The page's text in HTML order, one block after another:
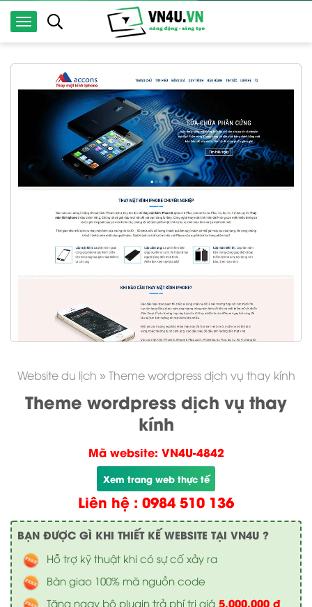
Website du lịch » Theme wordpress dịch vụ thay kính
Theme wordpress dịch vụ thay
kính
Mã website: VN4U-4842
Xem trang web thực tế
Liên hệ : 0984 510 136
BẠN ĐƯỢC GÌ KHI THIẾT KẾ WEBSITE TẠI VN4U ?
Hỗ trợ kỹ thuật khi có sự cố xảy ra
Bàn giao 100% mã nguồn code
Tặng ngay bộ plugin trả phí trị giá 5.000.000 đ